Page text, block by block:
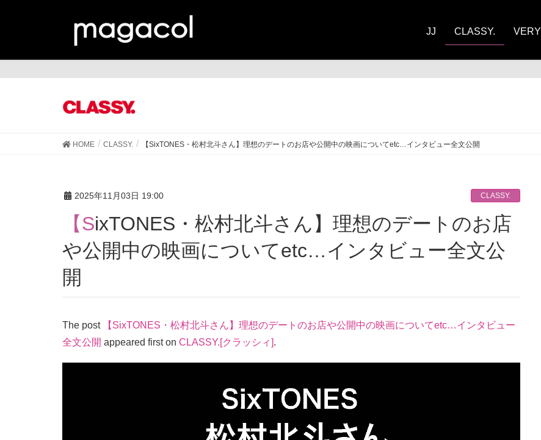
JJ CLASSY. VERY
HOME CLASSY. 【SixTONES・松村北斗さん】理想のデートのお店や公開中の映画についてetc…インタビュー全文公開
2025年11月03日 19:00 CLASSY.
【SixTONES・松村北斗さん】理想のデートのお店
や公開中の映画についてetc…インタビュー全文公
開
The post
【SixTONES・松村北斗さん】理想のデートのお店や公開中の映画についてetc…インタビュー
全文公開 appeared first on CLASSY.[クラッシィ].